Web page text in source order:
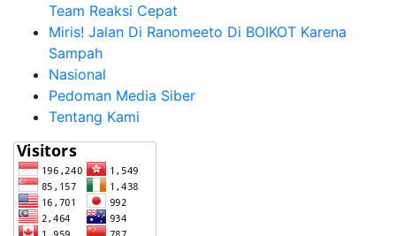
Team Reaksi Cepat
Miris! Jalan Di Ranomeeto Di BOIKOT Karena
Sampah
Nasional
Pedoman Media Siber
Tentang Kami